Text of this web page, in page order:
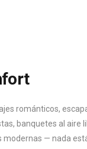
románticos,
banquetes al aire
— nada